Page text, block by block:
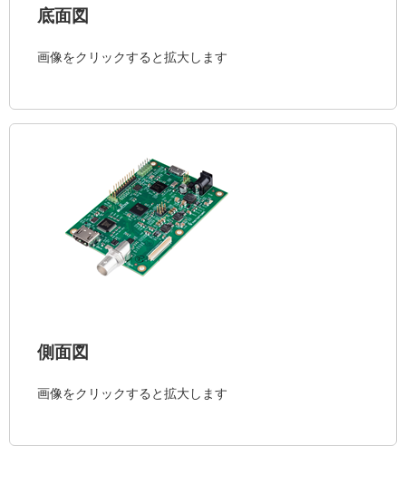
底面図
画像をクリックすると拡大します
側面図
画像をクリックすると拡大します